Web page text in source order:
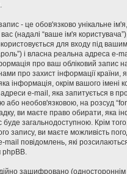
- це обов'язково унікальне
(надалі “ваше ім'я
для входу під
і власна реальна адреса e-
про ваш обліковий запис
про захист інформації країни,
інформація, окрім вашого імені
e-mail, яка запитується в
або необов'язковою, на розсуд
ви маєте право обирати, яка
буде загальнодоступною. Крім
запису, ви маєте можливість
mail повідомлень, які
phpBB.
зашифровано